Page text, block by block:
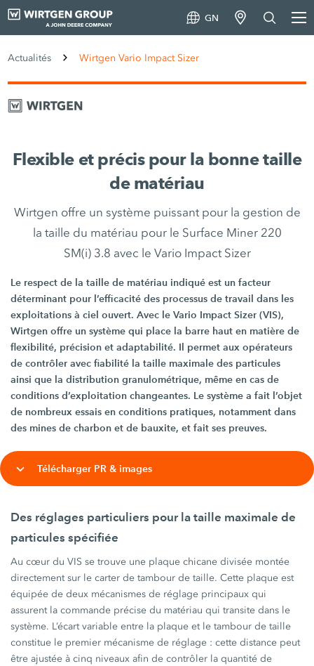
GN
Actualités Wirtgen Vario Impact Sizer
Flexible et précis pour la bonne taille
de matériau
Wirtgen offre un système puissant pour la gestion de
la taille du matériau pour le Surface Miner 220
SM(i) 3.8 avec le Vario Impact Sizer
Le respect de la taille de matériau indiqué est un facteur
déterminant pour l’efficacité des processus de travail dans les
exploitations à ciel ouvert. Avec le Vario Impact Sizer (VIS),
Wirtgen offre un système qui place la barre haut en matière de
flexibilité, précision et adaptabilité. Il permet aux opérateurs
de contrôler avec fiabilité la taille maximale des particules
ainsi que la distribution granulométrique, même en cas de
conditions d’exploitation changeantes. Le système a fait l’objet
de nombreux essais en conditions pratiques, notamment dans
des mines de charbon et de bauxite, et fait ses preuves.
Télécharger PR & images
Des réglages particuliers pour la taille maximale de
particules spécifiée
Au cœur du VIS se trouve une plaque chicane divisée montée
directement sur le carter de tambour de taille. Cette plaque est
équipée de deux mécanismes de réglage principaux qui
assurent la commande précise du matériau qui transite dans le
système. L’écart variable entre la plaque et le tambour de taille
constitue le premier mécanisme de réglage : cette distance peut
être ajustée à cinq niveaux afin de contrôler la quantité de